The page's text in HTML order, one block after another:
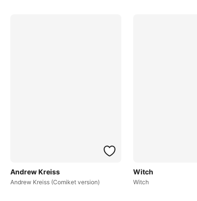
Andrew Kreiss
Andrew Kreiss (Comiket version)
Witch
Witch